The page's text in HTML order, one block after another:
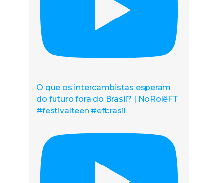
O que os intercambistas esperam
do futuro fora do Brasil? | NoRolêFT
#festivalteen #efbrasil